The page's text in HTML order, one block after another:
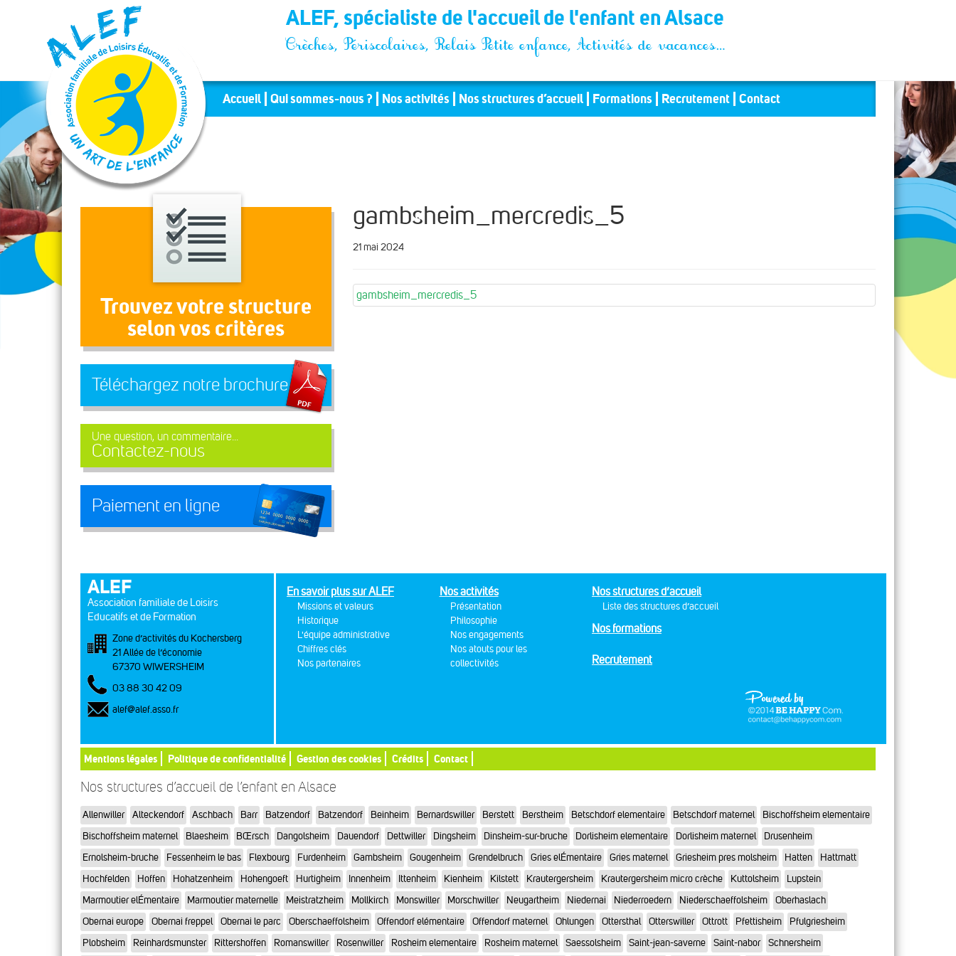
Panneau de gestion des cookies ALEF, spécialiste de l'accueil de l'enfant en Alsace
Crèches, Périscolaires, Relais Petite enfance, Activités de vacances…
Accueil Qui sommes-nous ? Nos activités Nos structures d’accueil Formations Recrutement Contact
Trouvez votre structure
selon vos critères
Téléchargez notre brochure
Une question, un commentaire...
Contactez-nous
Paiement en ligne
gambsheim_mercredis_5
21 mai 2024
gambsheim_mercredis_5
ALEF
Association familiale de Loisirs
Educatifs et de Formation
Zone d’activités du Kochersberg
21 Allée de l’économie
67370 WIWERSHEIM
03 88 30 42 09
alef@alef.asso.fr
En savoir plus sur ALEF
Missions et valeurs
Historique
L'équipe administrative
Chiffres clés
Nos partenaires
Nos activités
Présentation
Philosophie
Nos engagements
Nos atouts pour les
collectivités
Nos structures d’accueil
Liste des structures d’accueil
Nos formations
Recrutement
Mentions légales Politique de confidentialité Gestion des cookies Crédits Contact
Nos structures d’accueil de l’enfant en Alsace
Allenwiller Alteckendorf Aschbach Barr Batzendorf Batzendorf Beinheim Bernardswiller Berstett Berstheim Betschdorf elementaire Betschdorf maternel
Bischoffsheim elementaire
Bischoffsheim maternel
Blaesheim BŒrsch Dangolsheim Dauendorf Dettwiller Dingsheim Dinsheim-sur-bruche Dorlisheim elementaire Dorlisheim maternel
Drusenheim
Ernolsheim-bruche
Fessenheim le bas Flexbourg Furdenheim Gambsheim Gougenheim Grendelbruch Gries elÉmentaire Gries maternel Griesheim pres molsheim Hatten
Hattmatt
Hochfelden
Hoffen Hohatzenheim Hohengoeft Hurtigheim Innenheim Ittenheim Kienheim Kilstett Krautergersheim Krautergersheim micro crèche Kuttolsheim
Lupstein
Marmoutier elÉmentaire
Marmoutier maternelle Meistratzheim Mollkirch Monswiller Morschwiller Neugartheim Niedernai Niederroedern Niederschaeffolsheim
Oberhaslach
Obernai europe
Obernai freppel Obernai le parc Oberschaeffolsheim Offendorf elémentaire Offendorf maternel Ohlungen Ottersthal Otterswiller Ottrott Pfettisheim
Pfulgriesheim
Plobsheim
Reinhardsmunster Rittershoffen Romanswiller Rosenwiller Rosheim elementaire Rosheim maternel Saessolsheim Saint-jean-saverne Saint-nabor Schnersheim